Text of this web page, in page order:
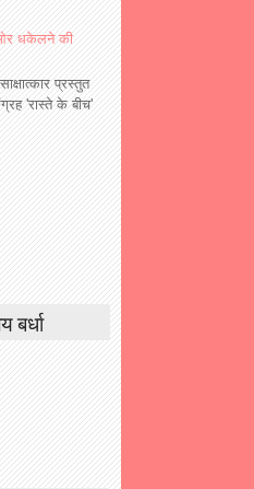
ओर धकेलने की
प्रस्तुत
'रास्ते के बीच'
बर्धा